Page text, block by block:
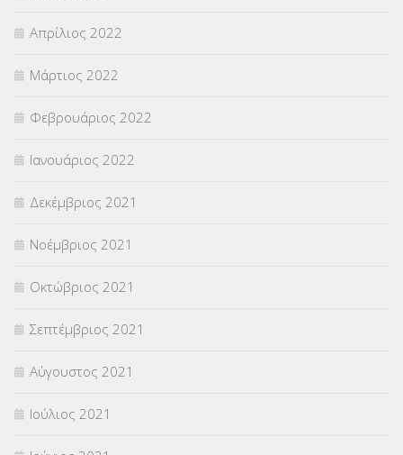
Απρίλιος 2022
Μάρτιος 2022
Φεβρουάριος 2022
Ιανουάριος 2022
Δεκέμβριος 2021
Νοέμβριος 2021
Οκτώβριος 2021
Σεπτέμβριος 2021
Αύγουστος 2021
Ιούλιος 2021